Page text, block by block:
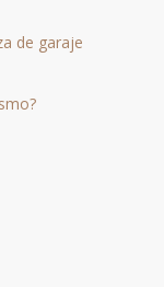
de garaje